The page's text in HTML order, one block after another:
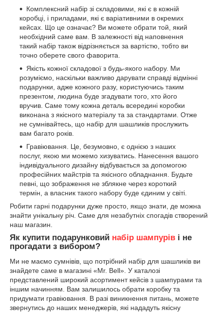
Комплексний набір зі складовими, які є в кожній
коробці, і приладами, які є варіативними в окремих
кейсах. Що це означає? Ви можете обрати той, який
необхідний саме вам. В залежності від наповнення
такий набір також відрізняється за вартістю, тобто ви
точно оберете свого фаворита.
Якість кожної складової з будь-якого набору. Ми
розуміємо, наскільки важливо дарувати справді відмінні
подарунки, адже кожного разу, користуючись таким
презентом, людина буде згадувати того, хто його
вручив. Саме тому кожна деталь всередині коробки
виконана з якісного матеріалу та за стандартами. Отже
не сумнівайтесь, що набір для шашликів прослужить
вам багато років.
Гравіювання. Це, безумовно, є однією з наших
послуг, якою ми можемо хизуватись. Нанесення вашого
індивідуального дизайну відбувається за допомогою
професійних майстрів та якісного обладнання. Будьте
певні, що зображення не зблякне через короткий
термін, а власник такого набору буде єдиним у світі.
Робити гарні подарунки дуже просто, якщо знати, де можна
знайти унікальну річ. Саме для незабутніх спогадів створений
наш магазин.
Як купити подарунковий набір шампурів і не
прогадати з вибором?
Ми не маємо сумнівів, що потрібний набір для шашликів ви
знайдете саме в магазині «Mr. Bell». У каталозі
представлений широкий асортимент кейсів з шампурами та
іншим начинням. Вам залишилось обрати коробку та
придумати гравіювання. В разі виникнення питань, можете
звернутись до наших менеджерів, які нададуть якісну